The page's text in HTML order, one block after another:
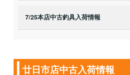
7/25本店中古釣具入荷情報
廿日市店中古入荷情報